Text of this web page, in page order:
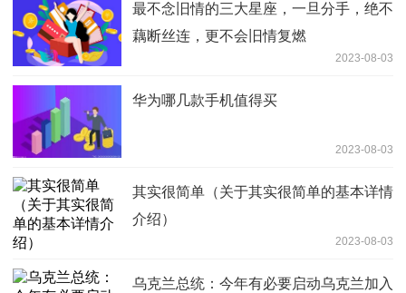
最不念旧情的三大星座，一旦分手，绝不
藕断丝连，更不会旧情复燃
2023-08-03
华为哪几款手机值得买
2023-08-03
其实很简单（关于其实很简单的基本详情
介绍）
2023-08-03
乌克兰总统：今年有必要启动乌克兰加入